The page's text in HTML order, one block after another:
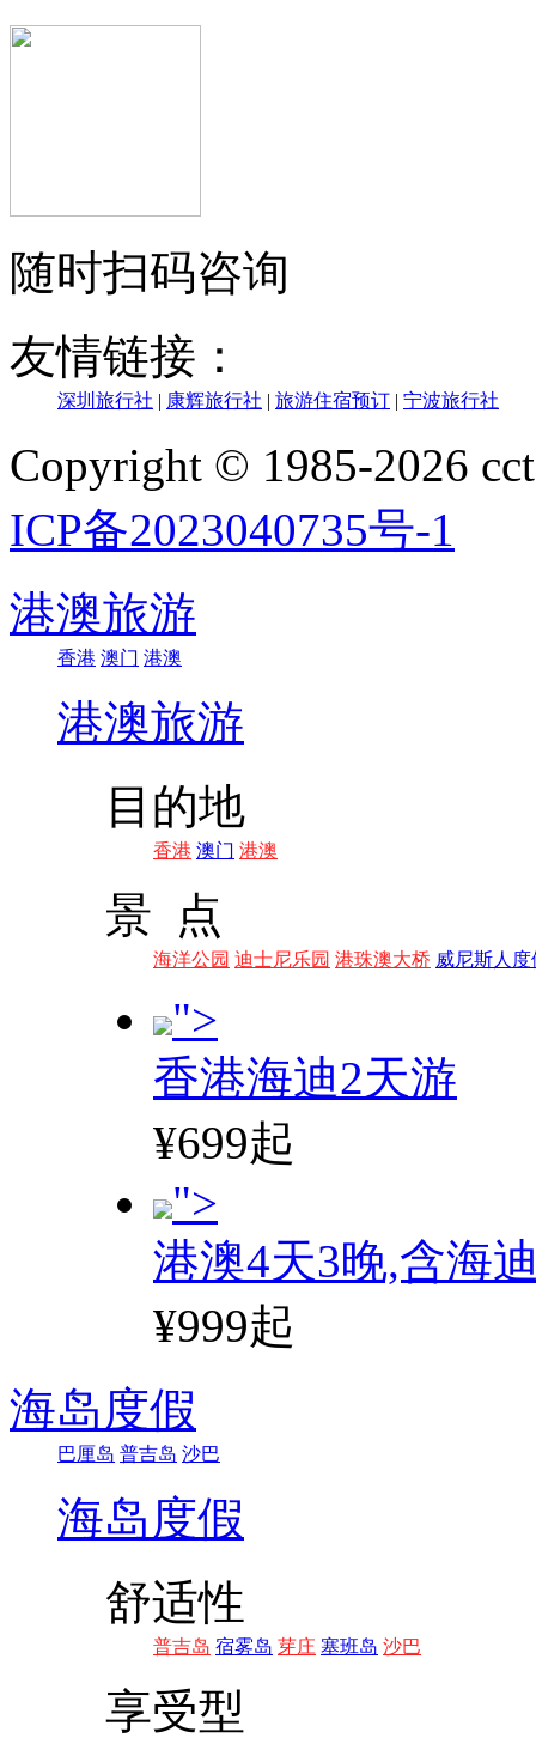
随时扫码咨询
友情链接：
深圳旅行社 | 康辉旅行社 | 旅游住宿预订 | 宁波旅行社
Copyright © 1985-2026
ICP备2023040735号-1
港澳旅游
香港 澳门 港澳
港澳旅游
目的地
香港 澳门 港澳
景 点
海洋公园 迪士尼乐园 港珠澳大桥 威尼斯人度
">
香港海迪2天游
¥699起
">
港澳4天3晚,含海
¥999起
海岛度假
巴厘岛 普吉岛 沙巴
海岛度假
舒适性
普吉岛 宿雾岛 芽庄 塞班岛 沙巴
享受型